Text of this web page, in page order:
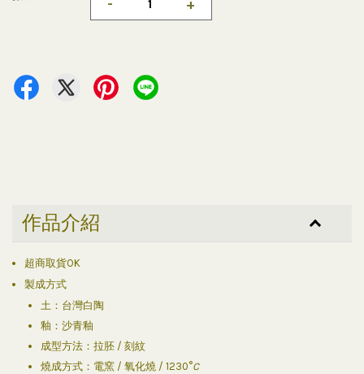
- +
作品介紹
超商取貨OK
製成方式
土：台灣白陶
釉：沙青釉
成型方法：拉胚 / 刻紋
燒成方式：電窯 / 氧化燒 / 1230°C